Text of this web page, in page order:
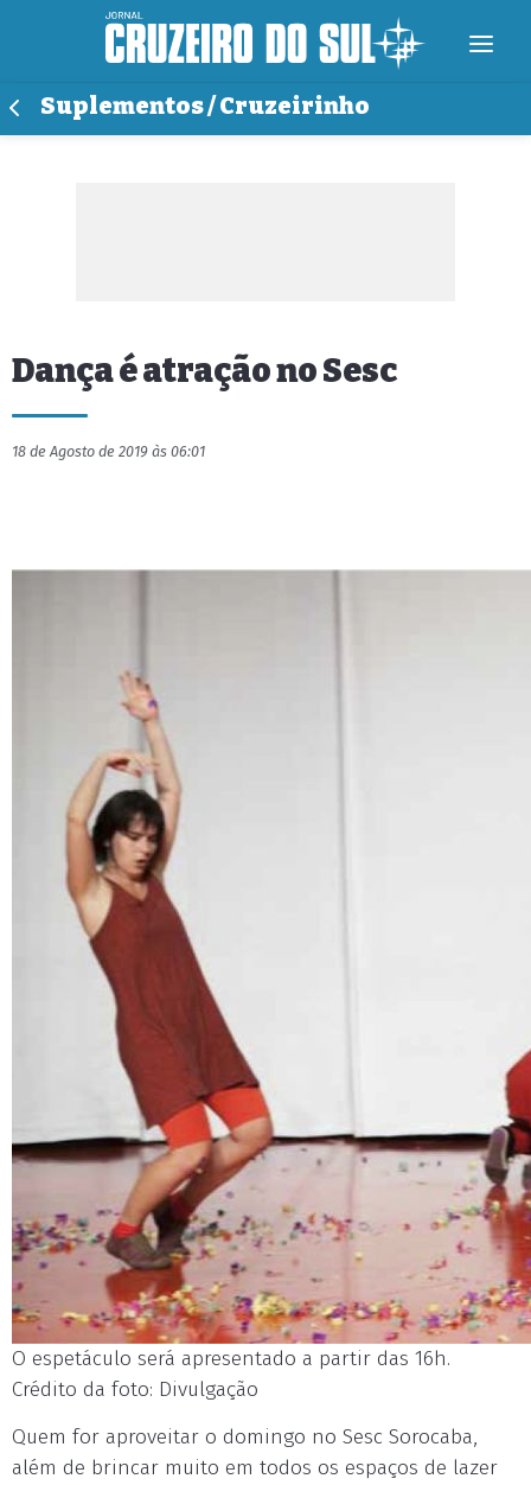
Suplementos / Cruzeirinho
Dança é atração no Sesc
18 de Agosto de 2019 às 06:01
O espetáculo será apresentado a partir das 16h.
Crédito da foto: Divulgação
Quem for aproveitar o domingo no Sesc Sorocaba,
além de brincar muito em todos os espaços de lazer